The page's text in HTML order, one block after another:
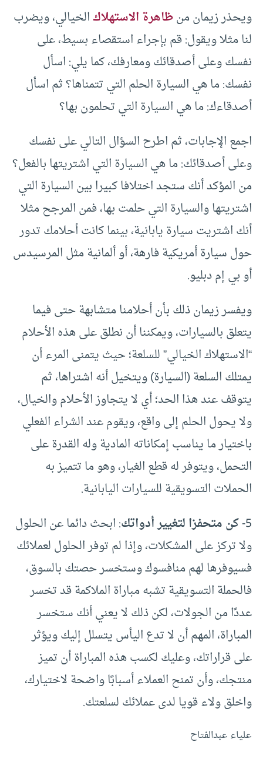
ويحذر زيمان منظاهرة الاستهلاكالخيالي، ويضرب
لنا مثلا ويقول: قم بإجراء استقصاء بسيط، على
نفسك وعلى أصدقائك ومعارفك، كما يلي: اسأل
نفسك: ما هي السيارة الحلم التي تتمناها؟ ثم اسأل
أصدقاءك: ما هي السيارة التي تحلمون بها؟
اجمع الإجابات، ثم اطرح السؤال التالي على نفسك
وعلى أصدقائك: ما هي السيارة التي اشتريتها بالفعل؟
من المؤكد أنك ستجد اختلافا كبيرا بين السيارة التي
اشتريتها والسيارة التي حلمت بها، فمن المرجح مثلا
أنك اشتريت سيارة يابانية، بينما كانت أحلامك تدور
حول سيارة أمريكية فارهة، أو ألمانية مثل المرسيدس
أو بي إم دبليو.
ويفسر زيمان ذلك بأن أحلامنا متشابهة حتى فيما
يتعلق بالسيارات، ويمكننا أن نطلق على هذه الأحلام
“الاستهلاك الخيالي” للسلعة؛ حيث يتمنى المرء أن
يمتلك السلعة (السيارة) ويتخيل أنه اشتراها، ثم
يتوقف عند هذا الحد؛ أي لا يتجاوز الأحلام والخيال،
ولا يحول الحلم إلى واقع، ويقوم عند الشراء الفعلي
باختيار ما يناسب إمكاناته المادية وله القدرة على
التحمل، ويتوفر له قطع الغيار، وهو ما تتميز به
الحملات التسويقية للسيارات اليابانية.
5- كن متحفزا لتغيير أدواتك: ابحث دائما عن الحلول
ولا تركز على المشكلات، وإذا لم توفر الحلول لعملائك
فسيوفرها لهم منافسوك وستخسر حصتك بالسوق،
فالحملة التسويقية تشبه مباراة الملاكمة قد تخسر
عددًا من الجولات، لكن ذلك لا يعني أنك ستخسر
المباراة، المهم أن لا تدع اليأس يتسلل إليك ويؤثر
على قراراتك، وعليك لكسب هذه المباراة أن تميز
منتجك، وأن تمنح العملاء أسبابًا واضحة لاختيارك،
واخلق ولاء قويا لدى عملائك لسلعتك.
علياء عبدالفتاح